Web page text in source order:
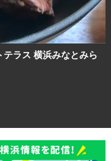
ラス 横浜みなとみら